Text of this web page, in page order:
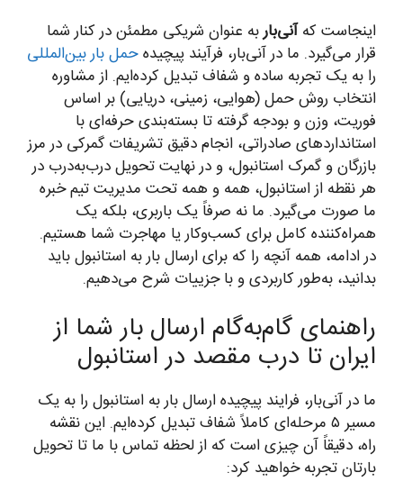
اینجاست کهآنی‌باربه عنوان شریکی مطمئن در کنار شما
قرار می‌گیرد. ما در آنی‌بار، فرآیند پیچیدهحمل بار بین‌المللی
را به یک تجربه ساده و شفاف تبدیل کرده‌ایم. از مشاوره
انتخاب روش حمل (هوایی، زمینی، دریایی) بر اساس
فوریت، وزن و بودجه گرفته تا بسته‌بندی حرفه‌ای با
استانداردهای صادراتی، انجام دقیق تشریفات گمرکی در مرز
بازرگان و گمرک استانبول، و در نهایت تحویل درب‌به‌درب در
هر نقطه از استانبول، همه و همه تحت مدیریت تیم خبره
ما صورت می‌گیرد. ما نه صرفاً یک باربری، بلکه یک
همراه‌کننده کامل برای کسب‌وکار یا مهاجرت شما هستیم.
در ادامه، همه آنچه را که برای ارسال بار به استانبول باید
بدانید، به‌طور کاربردی و با جزییات شرح می‌دهیم.
راهنمای گام‌به‌گام ارسال بار شما از
ایران تا درب مقصد در استانبول
ما در آنی‌بار، فرایند پیچیده ارسال بار به استانبول را به یک
مسیر ۵ مرحله‌ای کاملاً شفاف تبدیل کرده‌ایم. این نقشه
راه، دقیقاً آن چیزی است که از لحظه تماس با ما تا تحویل
بارتان تجربه خواهید کرد: